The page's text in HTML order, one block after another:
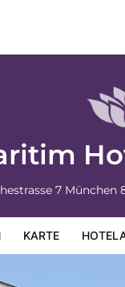
7 München
KARTE